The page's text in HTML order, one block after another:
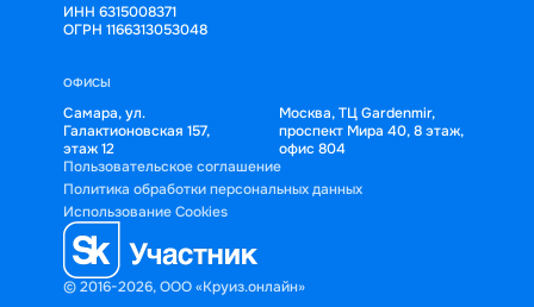
ИНН 6315008371
ОГРН 1166313053048
ОФИСЫ
Самара, ул.
Галактионовская 157,
этаж 12
Москва, ТЦ Gardenmir,
проспект Мира 40, 8 этаж,
офис 804
© 2016-2026, ООО «Круиз.онлайн»
Пользовательское соглашение
Политика обработки персональных данных
Использование Cookies